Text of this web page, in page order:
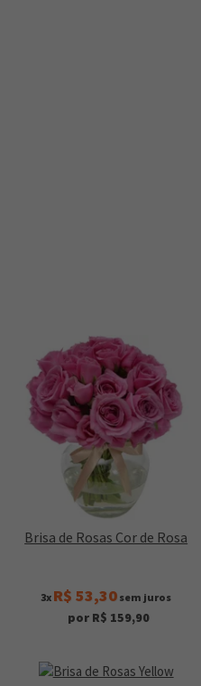
Brisa de Rosas Cor de Rosa
3x R$ 53,30 sem juros
por R$ 159,90